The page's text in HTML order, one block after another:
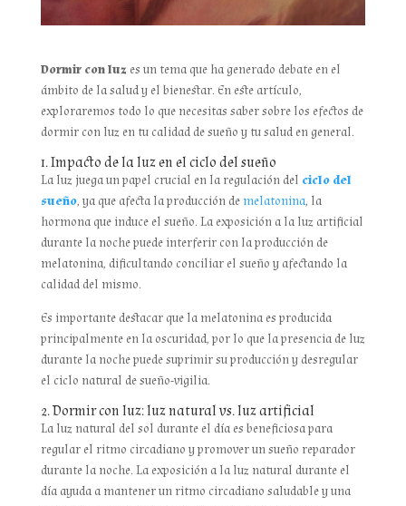
Dormir con luzes un tema que ha generado debate en el
ámbito de la salud y el bienestar. En este artículo,
exploraremos todo lo que necesitas saber sobre los efectos de
dormir con luz en tu calidad de sueño y tu salud en general.
1. Impacto de la luz en el ciclo del sueño
La luz juega un papel crucial en la regulación del ciclo del
sueño, ya que afecta la producción de melatonina, la
hormona que induce el sueño. La exposición a la luz artificial
durante la noche puede interferir con la producción de
melatonina, dificultando conciliar el sueño y afectando la
calidad del mismo.
Es importante destacar que la melatonina es producida
principalmente en la oscuridad, por lo que la presencia de luz
durante la noche puede suprimir su producción y desregular
el ciclo natural de sueño-vigilia.
2. Dormir con luz: luz natural vs. luz artificial
La luz natural del sol durante el día es beneficiosa para
regular el ritmo circadiano y promover un sueño reparador
durante la noche. La exposición a la luz natural durante el
día ayuda a mantener un ritmo circadiano saludable y una